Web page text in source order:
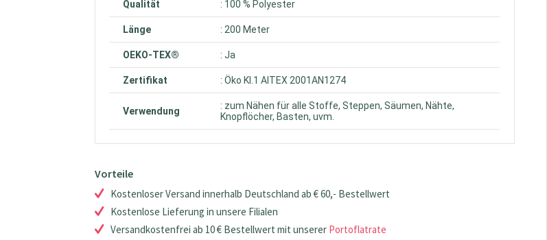
Qualität : 100 % Polyester
Länge : 200 Meter
OEKO-TEX® : Ja
Zertifikat : Öko Kl.1 AITEX 2001AN1274
Verwendung
: zum Nähen für alle Stoffe, Steppen, Säumen, Nähte,
Knopflöcher, Basten, uvm.
Vorteile
Kostenloser Versand innerhalb Deutschland ab € 60,- Bestellwert
Kostenlose Lieferung in unsere Filialen
Versandkostenfrei ab 10 € Bestellwert mit unserer Portoflatrate